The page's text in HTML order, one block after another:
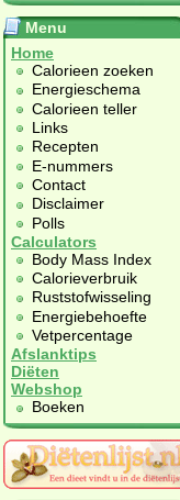
Menu
Home
Calorieen zoeken
Energieschema
Calorieen teller
Links
Recepten
E-nummers
Contact
Disclaimer
Polls
Calculators
Body Mass Index
Calorieverbruik
Ruststofwisseling
Energiebehoefte
Vetpercentage
Afslanktips
Diëten
Webshop
Boeken